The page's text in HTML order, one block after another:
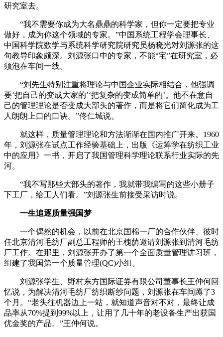
研究室去。
“我不需要你成为大名鼎鼎的科学家，但你一定要把专业
做好，成为你这个领域的专家。”中国系统工程学会理事长、
中国科学院数学与系统科学研究院研究员杨晓光对刘源张的这
句教导印象颇深。刘源张口中的专家，不能“宅”在研究室，必
须泡在车间一线。
“刘先生特别注重将理论与中国企业实际相结合，他强调
要‘把自己的变成大家的’‘把复杂的变成简单的’。他不在意自
己的管理理论是否变成大部头的著作，而是将它们简化成为工
人朗朗上口的口诀。”佟仁城说。
就这样，质量管理理论和方法渐渐在国内推广开来。1960
年，刘源张在试点工作经验基础上，出版《运筹学在纺织工业
中的应用》一书，开启了我国管理科学理论联系行业实际的先
河。
“我不写那些大部头的著作，我就带我编写的这些小册子
下工厂，给工人们看。”刘源张生前接受采访时说。
一生追逐质量强国梦
一个偶然的机会，以前在北京国棉一厂的合作伙伴、彼时
任北京清河毛纺厂副总工程师的王槐荫邀请刘源张到清河毛纺
厂工作。在那里，刘源张开办了第一个全面质量管理讲习班，
组建了我国第一个质量管理(QC)小组。
刘源张学生、野村东方国际证券有限公司董事长王仲何回
忆说，为解决清河毛纺厂纺织断纱问题，刘源张在车间蹲了3
个月。“老头往机器边上一站，就知道声音对不对，最终让成
品率从70%提到99%以上，让用了几十年的老设备生产出获国
优金奖的产品。”王仲何说。